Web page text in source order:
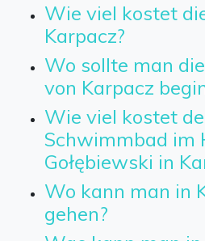
Wie viel kostet
Karpacz?
Wo sollte man
von Karpacz
Wie viel kostet
Schwimmbad im
Gołębiewski in
Wo kann man in
gehen?